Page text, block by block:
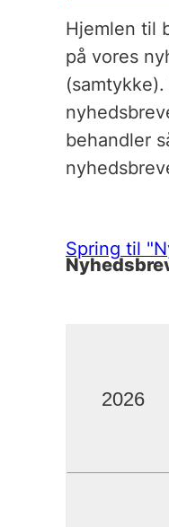
Hjemlen til
på vores
behandler
Spring til
2026